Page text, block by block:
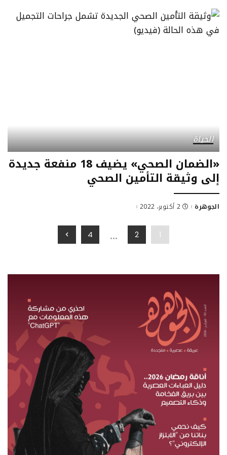
الحياة
«الضمان الصحي» يضيف 18 منفعة جديدة
إلى وثيقة التأمين الصحي
Posted
الجوهرة 2 أكتوبر، 2022
1
2
…
4